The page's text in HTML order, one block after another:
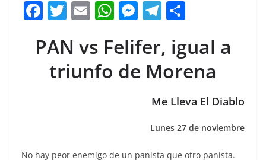
F
c
e
b
T
itt
er
E
ai
l
W
at
s
A
M
ss
e
n
er
T
e
gr
a
m
m
p
ar
tir
PAN vs Felifer, igual a
triunfo de Morena
Me Lleva El Diablo
Lunes 27 de noviembre
No hay peor enemigo de un panista que otro panista.